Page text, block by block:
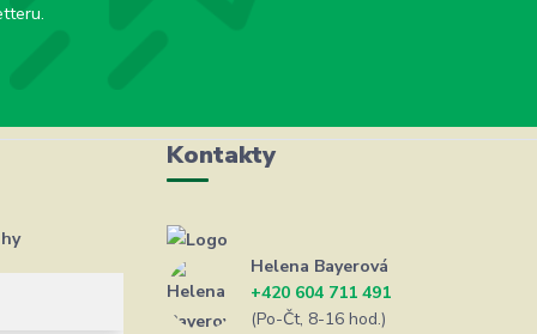
Kontakty
Helena Bayerová
+420 604 711 491
(Po-Čt, 8-16 hod.)